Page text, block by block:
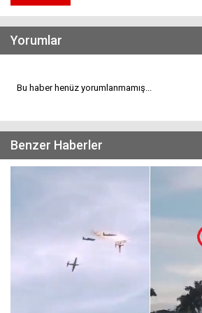
Yorumlar
Bu haber henüz yorumlanmamış...
Benzer Haberler